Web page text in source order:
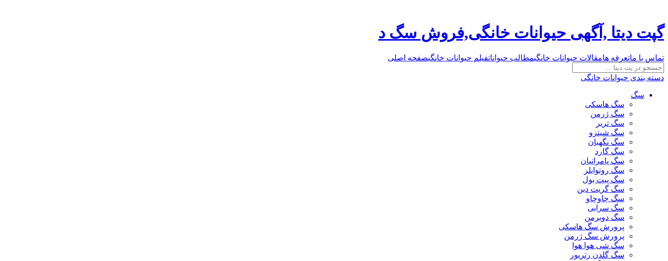
گپت دیتا ,آگهی حیوانات خانگی,فروش سگ د
تماس با ماتعرفه هامقالات حیوانات خانگیمطالب حیواناتفیلم حیوانات خانگیصفحه اصلی
دسته بندی حیوانات خانگی
سگ
سگ هاسکی
سگ ژرمن
سگ تریر
سگ شیتزو
سگ نگهبان
سگ گارد
سگ پامرانیان
سگ روتوایلر
سگ پیت بول
سگ گریت دین
سگ چاوچاو
سگ سرابی
سگ دوبرمن
پرورش سگ هاسکی
پرورش سگ ژرمن
سگ شی هوا هوا
سگ گلدن رتریور